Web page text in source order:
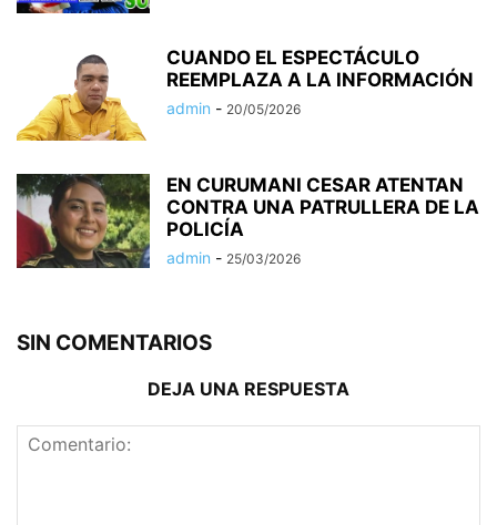
CUANDO EL ESPECTÁCULO
REEMPLAZA A LA INFORMACIÓN
admin - 20/05/2026
EN CURUMANI CESAR ATENTAN
CONTRA UNA PATRULLERA DE LA
POLICÍA
admin - 25/03/2026
SIN COMENTARIOS
DEJA UNA RESPUESTA